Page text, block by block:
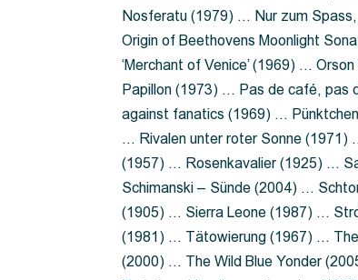
Nosferatu (1979) … Nur zum
Origin of Beethovens Moonlight
‘Merchant of Venice’ (1969) …
Papillon (1973) … Pas de café, pas
against fanatics (1969) …
… Rivalen unter roter Sonne (1971)
(1957) … Rosenkavalier (1925) …
Schimanski – Sünde (2004) …
(1905) … Sierra Leone (1987) …
(1981) … Tätowierung (1967) …
(2000) … The Wild Blue Yonder